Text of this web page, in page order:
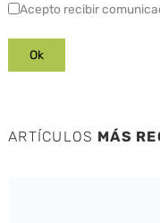
Acepto recibir
ARTÍCULOS MÁS